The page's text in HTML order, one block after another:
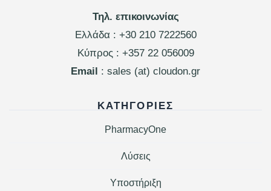
Τηλ. επικοινωνίας
Ελλάδα : +30 210 7222560
Κύπρος : +357 22 056009
Email : sales (at) cloudon.gr
ΚΑΤΗΓΟΡΊΕΣ
PharmacyOne
Λύσεις
Υποστήριξη